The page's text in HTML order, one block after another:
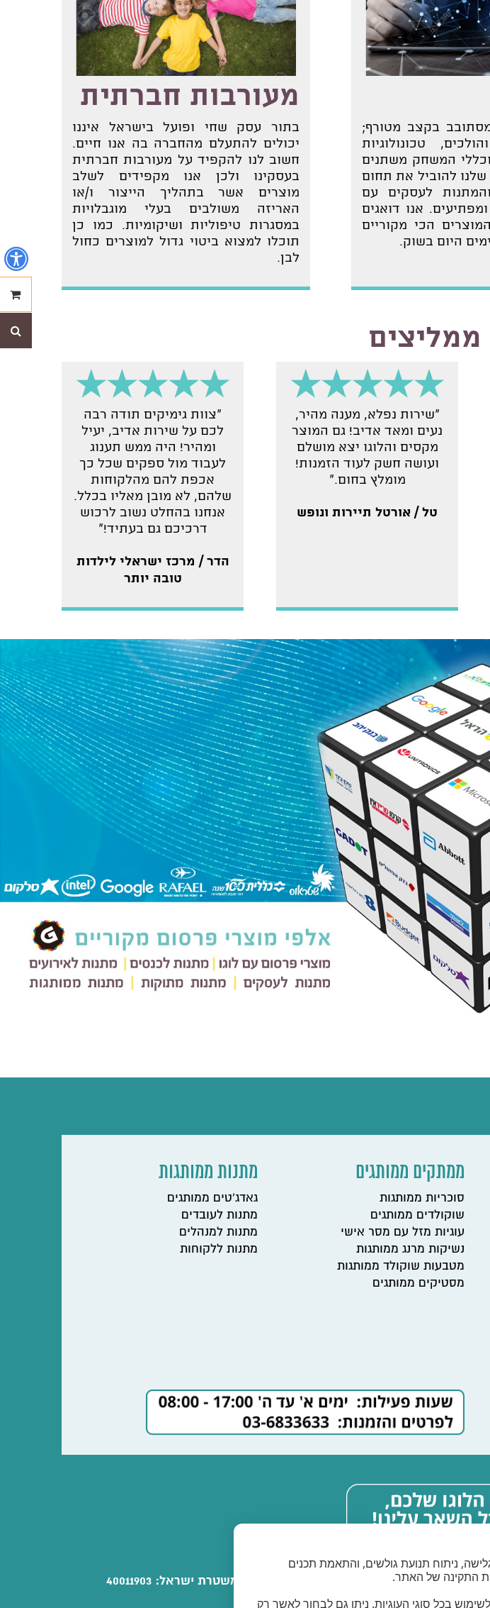
בקצב מטורף;
טכונולוגיות
המשחק משתנים
להוביל את תחום
לעסקים עם
אנו דואגים
הכי מקוריים
היום בשוק.
מעורבות חברתית
בתור עסק שחי ופועל בישראל איננו
יכולים להתעלם מהחברה בה אנו חיים.
חשוב לנו להקפיד על מעורבות חברתית
בעסקינו ולכן אנו מקפידים לשלב
מוצרים אשר בתהליך הייצור ו/או
האריזה משולבים בעלי מוגבלויות
במסגרות טיפוליות ושיקומיות. כמו כן
תוכלו למצוא ביטוי גדול למוצרים כחול
לבן.
ממליצים
"שירות נפלא, מענה מהיר,
נעים ומאד אדיב! גם המוצר
מקסים והלוגו יצא מושלם
ועושה חשק לעוד הזמנות!
מומלץ בחום."
טל / אורטל תיירות ונופש
"צוות גימיקים תודה רבה
לכם על שירות אדיב, יעיל
ומהיר! היה ממש תענוג
לעבוד מול ספקים שכל כך
אכפת להם מהלקוחות
שלהם, לא מובן מאליו בכלל.
אנחנו בהחלט נשוב לרכוש
דרכיכם גם בעתיד!"
הדר / מרכז ישראלי לילדות
טובה יותר
ממתקים ממותגים
סוכריות ממותגות
שוקולדים ממותגים
עוגיות מזל עם מסר אישי
נשיקות מרנג ממותגות
מטבעות שוקולד ממותגות
מסטיקים ממותגים
מתנות ממותגות
גאדג'טים ממותגים
מתנות לעובדים
מתנות למנהלים
מתנות ללקוחות
ספק משטרת ישראל: 40011903
ניתוח תנועת גולשים, והתאמת תכנים
התקינה של האתר.
בכל סוגי העוגיות. ניתן גם לבחור לאשר רק